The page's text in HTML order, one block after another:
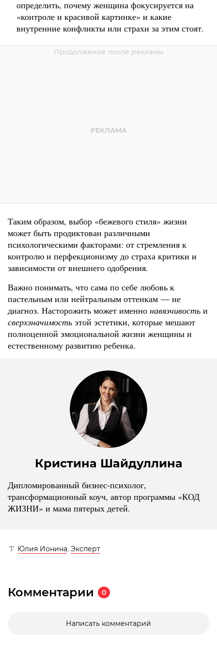
определить, почему женщина фокусируется на
«контроле и красивой картинке» и какие
внутренние конфликты или страхи за этим стоят.
Таким образом, выбор «бежевого стиля» жизни
может быть продиктован различными
психологическими факторами: от стремления к
контролю и перфекционизму до страха критики и
зависимости от внешнего одобрения.
Важно понимать, что сама по себе любовь к
пастельным или нейтральным оттенкам — не
диагноз. Насторожить может именно навязчивость и
сверхзначимость этой эстетики, которые мешают
полноценной эмоциональной жизни женщины и
естественному развитию ребенка.
Кристина Шайдуллина
Дипломированный бизнес-психолог,
трансформационный коуч, автор программы «КОД
ЖИЗНИ» и мама пятерых детей.
Юлия Ионина, Эксперт
Комментарии 0
Написать комментарий